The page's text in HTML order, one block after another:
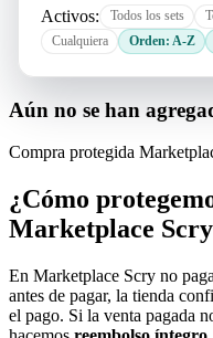
Activos: Todos los sets
Cualquiera
Orden: A-Z
Aún no se han
Compra protegida
¿Cómo
Marketplace
En Marketplace Scry no
antes de pagar, la tienda
el pago. Si la venta pagada